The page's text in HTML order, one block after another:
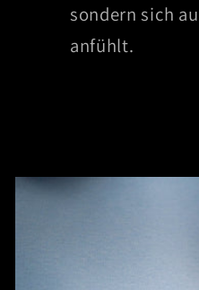
sondern sich
anfühlt.